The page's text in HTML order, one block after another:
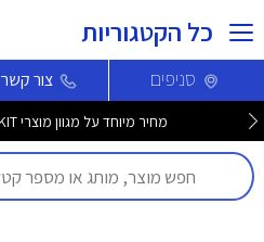
כל הקטגוריות
סניפים צור קשר
מחיר מיוחד על מגוון מוצרי PETKIT לחברי מועדון >>